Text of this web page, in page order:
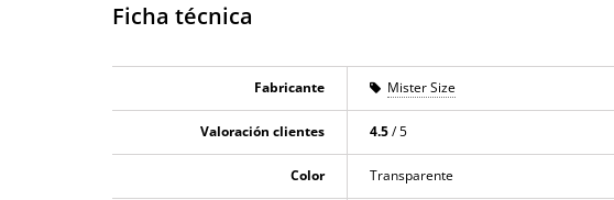
Ficha técnica
Fabricante Mister Size
Valoración clientes 4.5/ 5
Color Transparente